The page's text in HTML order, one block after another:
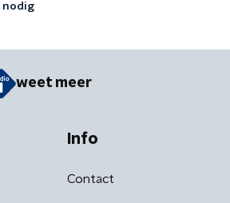
nodig
weet meer
Info
Contact